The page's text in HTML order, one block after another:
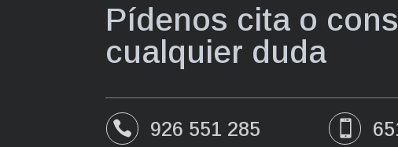
Pídenos cita o
cualquier duda
 926 551 285 